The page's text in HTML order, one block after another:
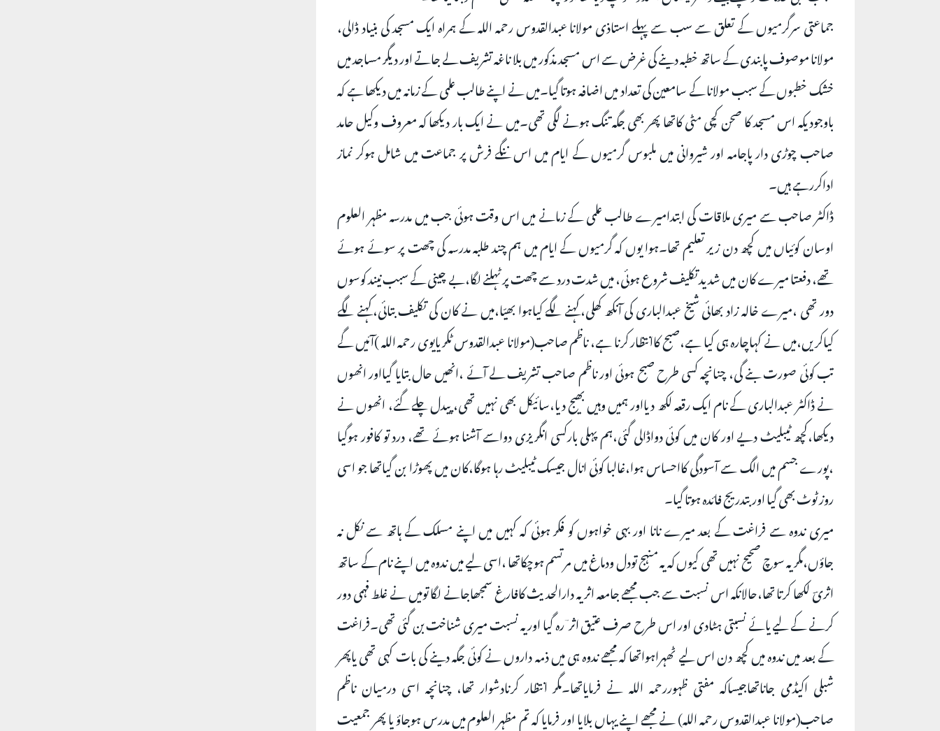
جماعتی سرگرمیوں کے تعلق سے سب سے پہلے استاذی مولانا عبدالقدوس رحمہ اللہ کے ہمراہ ایک مسجد کی بنیاد ڈالی،
مولانا موصوف پابندی کے ساتھ خطبہ دینے کی غرض سے اس مسجد مذکور میں بلا ناغہ تشریف لے جاتے اور دیگر مساجد میں
خشک خطبوں کے سبب مولانا کے سامعین کی تعداد میں اضافہ ہوتا گیا۔میں نے اپنے طالب علمی کے زمانہ میں دیکھا ہے کہ
باوجودیکہ اس مسجد کا صحن کچی مٹی کاتھا پھر بھی جگہ تنگ ہونے لگی تھی۔میں نے ایک بار دیکھا کہ معروف وکیل حامد
صاحب چوڑی دار پاجامہ اور شیروانی میں ملبوس گرمیوں کے ایام میں اس ننگے فرش پر جماعت میں شامل ہوکر نماز
اداکررہے ہیں۔
ڈاکٹر صاحب سے میری ملاقات کی ابتدامیرے طالب علمی کے زمانے میں اس وقت ہوئی جب میں مدرسہ مظہر العلوم
اوسان کوئیاں میں کچھ دن زیر تعلیم تھا۔ہوا یوں کہ گرمیوں کے ایام میں ہم چند طلبہ مدرسہ کی چھت پر سوئے ہوئے
تھے، دفعتا میرے کان میں شدید تکلیف شروع ہوئی، میں شدت درد سے چھت پر ٹہلنے لگا،بے چینی کے سبب نیند کوسوں
دور تھی ،میرے خالہ زاد بھائی شیخ عبدالباری کی آنکھ کھلی،کہنے لگے کیاہوا بھیّا،میں نے کان کی تکلیف بتائی،کہنے لگے
کیاکریں،میں نے کہاچارہ ہی کیا ہے،صبح کاانتظار کرنا ہے، ناظم صاحب(مولانا عبدالقدوس ٹکریایوی رحمہ اللہ )آئیں گے
تب کوئی صورت بنے گی، چنانچہ کسی طرح صبح ہوئی اور ناظم صاحب تشریف لے آئے ،انھیں حال بتایا گیااور انھوں
نے ڈاکٹر عبدالباری کے نام ایک رقعہ لکھ دیااور ہمیں وہیں بھیج دیا،سائیکل بھی نہیں تھی، پیدل چلے گئے، انھوں نے
دیکھا،کچھ ٹیبلیٹ دیے اور کان میں کوئی دواڈالی گئی،ہم پہلی بارکسی انگریزی دواسے آشنا ہوئے تھے، درد تو کافور ہوگیا
،پورے جسم میں الگ سے آسودگی کااحساس ہوا،غالبا کوئی انال جیسک ٹیبلیٹ رہا ہوگا،کان میں پھوڑا بن گیاتھا جو اسی
روز ٹوٹ بھی گیا اور بتدریج فائدہ ہوتا گیا۔
میری ندوہ سے فراغت کے بعد میرے نانا اور بہی خواہوں کو فکر ہوئی کہ کہیں میں اپنے مسلک کے ہاتھ سے نکل نہ
جاؤں،مگر یہ سوچ صحیح نہیں تھی کیوں کہ یہ منہج تودل ودماغ میں مرتسم ہوچکاتھا ،اسی لیے میں ندوہ میں اپنے نام کے ساتھ
اثریؔ لکھا کرتا تھا،حالانکہ اس نسبت سے جب مجھے جامعہ اثریہ دارالحدیث کافارغ سمجھاجانے لگا تومیں نے غلط فہمی دور
کرنے کے لیے یائے نسبتی ہٹادی اور اس طرح صرف عتیق اثر ؔرہ گیا اور یہ نسبت میری شناخت بن گئی تھی۔فراغت
کے بعد میں ندوہ میں کچھ دن اس لیے ٹھہراہواتھا کہ مجھے ندوہ ہی میں ذمہ داروں نے کوئی جگہ دینے کی بات کہی تھی یاپھر
شبلی اکیڈمی جاناتھاجیساکہ مفتی ظہوررحمہ اللہ نے فرمایاتھا۔مگر انتظار کرنادشوار تھا، چنانچہ اسی درمیان ناظم
صاحب(مولانا عبدالقدوس رحمہ اللہ) نے مجھے اپنے یہاں بلایا اور فرمایا کہ تم مظہر العلوم میں مدرس ہوجاؤ یا پھر جمعیت